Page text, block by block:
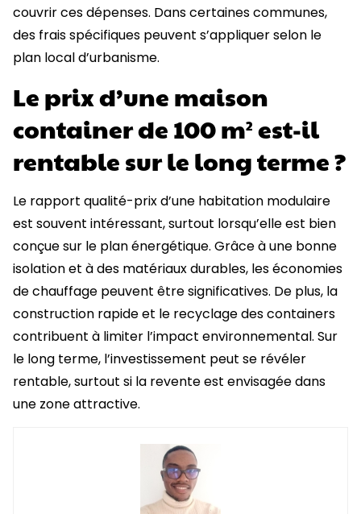
couvrir ces dépenses. Dans certaines communes,
des frais spécifiques peuvent s’appliquer selon le
plan local d’urbanisme.
Le prix d’une maison
container de 100 m² est-il
rentable sur le long terme ?
Le rapport qualité-prix d’une habitation modulaire
est souvent intéressant, surtout lorsqu’elle est bien
conçue sur le plan énergétique. Grâce à une bonne
isolation et à des matériaux durables, les économies
de chauffage peuvent être significatives. De plus, la
construction rapide et le recyclage des containers
contribuent à limiter l’impact environnemental. Sur
le long terme, l’investissement peut se révéler
rentable, surtout si la revente est envisagée dans
une zone attractive.